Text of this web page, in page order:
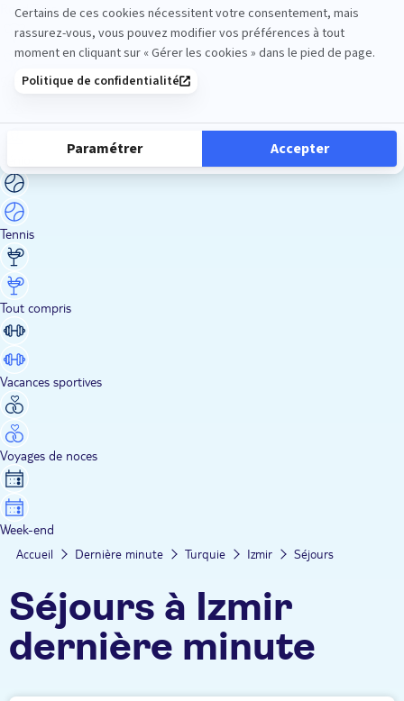
Road Trips
Safari
Tennis
Tout compris
Vacances sportives
Voyages de noces
Week-end
Accueil Dernière minute Turquie Izmir Séjours
Séjours à Izmir
dernière minute